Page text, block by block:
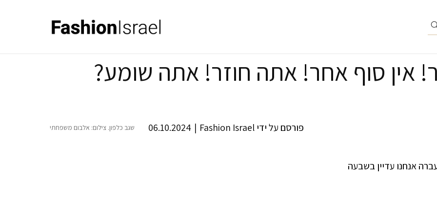
אין סוף אחר! אתה חוזר! אתה שומע?
פורסם על ידיFashion Israel
|
06.10.2024 שגב כלפון. צילום: אלבום משפחתי